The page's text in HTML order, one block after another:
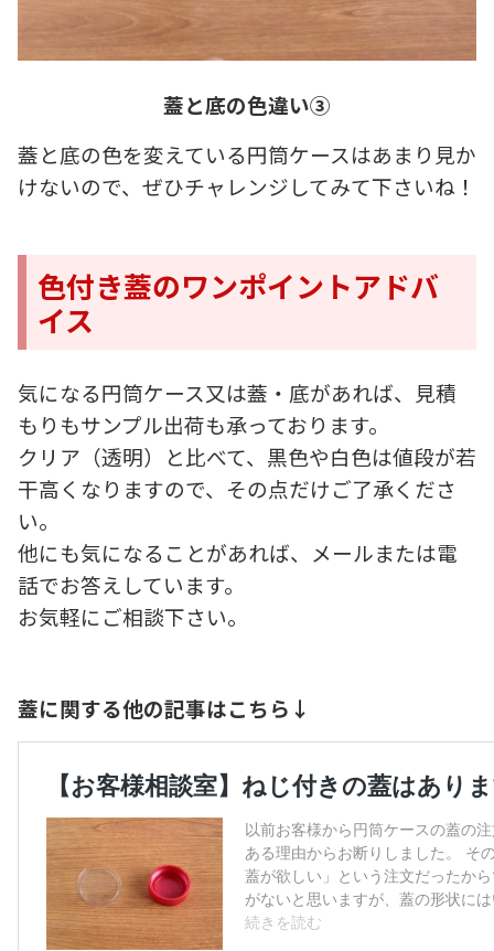
蓋と底の色違い③
蓋と底の色を変えている円筒ケースはあまり見か
けないので、ぜひチャレンジしてみて下さいね！
色付き蓋のワンポイントアドバ
イス
気になる円筒ケース又は蓋・底があれば、見積
もりもサンプル出荷も承っております。
クリア（透明）と比べて、黒色や白色は値段が若
干高くなりますので、その点だけご了承くださ
い。
他にも気になることがあれば、メールまたは電
話でお答えしています。
お気軽にご相談下さい。
蓋に関する他の記事はこちら↓